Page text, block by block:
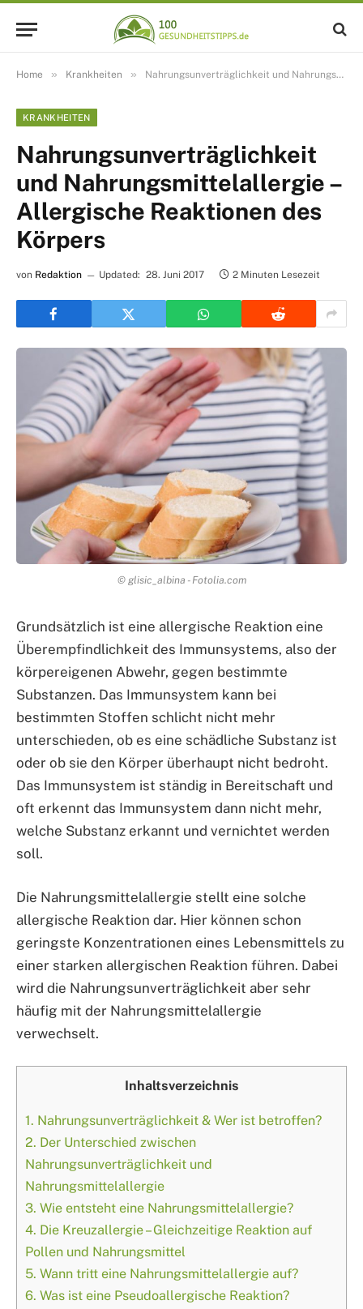
Home » Krankheiten » Nahrungsunverträglichkeit und Nahrungsmittelallergie – Allergische Reaktionen des Körpers
KRANKHEITEN
Nahrungsunverträglichkeit
und Nahrungsmittelallergie –
Allergische Reaktionen des
Körpers
von Redaktion Updated: 28. Juni 2017 2 Minuten Lesezeit
© glisic_albina - Fotolia.com
Grundsätzlich ist eine allergische Reaktion eine
Überempfindlichkeit des Immunsystems, also der
körpereigenen Abwehr, gegen bestimmte
Substanzen. Das Immunsystem kann bei
bestimmten Stoffen schlicht nicht mehr
unterschieden, ob es eine schädliche Substanz ist
oder ob sie den Körper überhaupt nicht bedroht.
Das Immunsystem ist ständig in Bereitschaft und
oft erkennt das Immunsystem dann nicht mehr,
welche Substanz erkannt und vernichtet werden
soll.
Die Nahrungsmittelallergie stellt eine solche
allergische Reaktion dar. Hier können schon
geringste Konzentrationen eines Lebensmittels zu
einer starken allergischen Reaktion führen. Dabei
wird die Nahrungsunverträglichkeit aber sehr
häufig mit der Nahrungsmittelallergie
verwechselt.
Inhaltsverzeichnis
1. Nahrungsunverträglichkeit & Wer ist betroffen?
2. Der Unterschied zwischen
Nahrungsunverträglichkeit und
Nahrungsmittelallergie
3. Wie entsteht eine Nahrungsmittelallergie?
4. Die Kreuzallergie – Gleichzeitige Reaktion auf
Pollen und Nahrungsmittel
5. Wann tritt eine Nahrungsmittelallergie auf?
6. Was ist eine Pseudoallergische Reaktion?